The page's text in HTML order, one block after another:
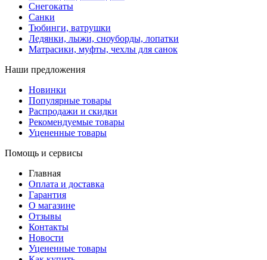
Снегокаты
Санки
Тюбинги, ватрушки
Ледянки, лыжи, сноуборды, лопатки
Матрасики, муфты, чехлы для санок
Наши предложения
Новинки
Популярные товары
Распродажи и скидки
Рекомендуемые товары
Уцененные товары
Помощь и сервисы
Главная
Оплата и доставка
Гарантия
О магазине
Отзывы
Контакты
Новости
Уцененные товары